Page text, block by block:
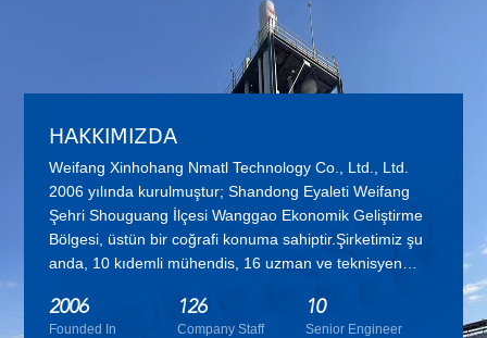
HAKKIMIZDA
Weifang Xinhohang Nmatl Technology Co., Ltd.
, Ltd.
2006 yılında kurulmuştur; Shandong Eyaleti Weifang
Şehri Shouguang İlçesi Wanggao Ekonomik Geliştirme
Bölgesi, üstün bir coğrafi konuma sahiptir.Şirketimiz şu
anda, 10 kıdemli mühendis, 16 uzman ve teknisyen
araştırma ve geliştirme, üretim, satış ve çevre dostu
plasticizer, mühendislik ve teknik hizmetler vb. gibi
2006
Founded In
126
Company Staff
10
Senior Engineer